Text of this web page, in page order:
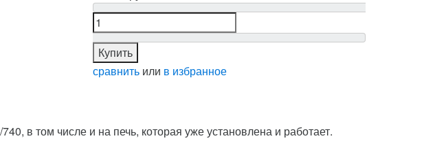
Купить
сравнить или в избранное
в том числе и на печь, которая уже установлена и работает.